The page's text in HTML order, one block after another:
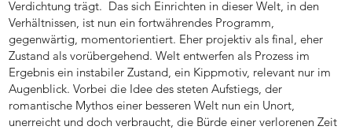
Verdichtung trägt. Das sich Einrichten in dieser Welt, in den
Verhältnissen, ist nun ein fortwährendes Programm,
gegenwärtig, momentorientiert. Eher projektiv als final, eher
Zustand als vorübergehend. Welt entwerfen als Prozess im
Ergebnis ein instabiler Zustand, ein Kippmotiv, relevant nur im
Augenblick. Vorbei die Idee des steten Aufstiegs, der
romantische Mythos einer besseren Welt nun ein Unort,
unerreicht und doch verbraucht, die Bürde einer verlorenen Zeit